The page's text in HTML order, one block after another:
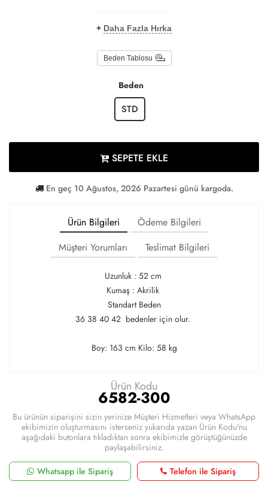
+ Daha Fazla Hırka
Beden Tablosu
Beden
STD
SEPETE EKLE
En geç 10 Ağustos, 2026 Pazartesi günü kargoda.
Ürün Bilgileri
Ödeme Bilgileri
Müşteri Yorumları
Teslimat Bilgileri
Uzunluk : 52 cm
Kumaş : Akrilik
Standart Beden
36 38 40 42 bedenler için olur.
Boy: 163 cm Kilo: 58 kg
Ürün Kodu
6582-300
Bu ürünün siparişini sizin yerinize Müşteri Hizmetleri veya WhatsApp
ekibimizin oluşturmasını isterseniz yukarıda yazan Ürün Kodu'nu
aşağıdaki butonlara tıkladıktan sonra ekibimizle görüştüğünüzde
paylaşabilirsiniz.
Whatsapp ile Sipariş
Telefon ile Sipariş